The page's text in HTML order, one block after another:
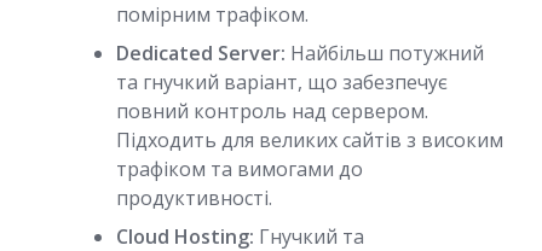
помірним трафіком.
Dedicated Server: Найбільш потужний
та гнучкий варіант, що забезпечує
повний контроль над сервером.
Підходить для великих сайтів з високим
трафіком та вимогами до
продуктивності.
Cloud Hosting: Гнучкий та